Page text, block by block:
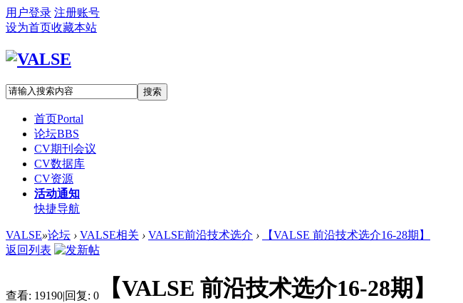
用户登录 注册账号
设为首页收藏本站
搜索
首页Portal
论坛BBS
CV期刊会议
CV数据库
CV资源
活动通知
快捷导航
VALSE»论坛 › VALSE相关 › VALSE前沿技术选介 ›
【VALSE 前沿技术选介16-28期】
返回列表
查看: 19190|回复: 0 【VALSE 前沿技术选介16-28期】